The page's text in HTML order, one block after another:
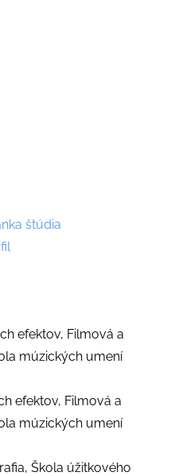
štúdia
efektov, Filmová a
múzických umení
efektov, Filmová a
múzických umení
Škola úžitkového